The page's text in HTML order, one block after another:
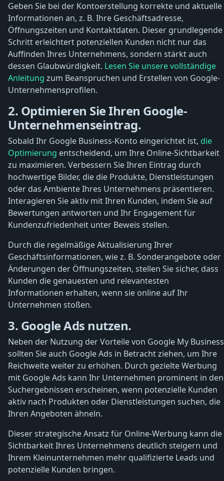
Geben Sie bei der Kontoerstellung korrekte und aktuelle
Informationen an, z. B. Ihre Geschäftsadresse,
Öffnungszeiten und Kontaktdaten. Dieser grundlegende
Schritt erleichtert potenziellen Kunden nicht nur das
Auffinden Ihres Unternehmens, sondern stärkt auch
dessen Glaubwürdigkeit. Lesen Sie unsere vollständige
Anleitung zum Beanspruchen und Erstellen von Google-
Unternehmensprofilen.
2. Optimieren Sie Ihren Google-
Unternehmenseintrag.
Sobald Ihr Google Business-Konto eingerichtet ist, die
Optimierung entscheidend, um Ihre Online-Sichtbarkeit
zu maximieren. Verbessern Sie Ihren Eintrag durch
hochwertige Bilder, die die Produkte, Dienstleistungen
oder das Ambiente Ihres Unternehmens präsentieren.
Interagieren Sie aktiv mit Ihren Kunden, indem Sie auf
Bewertungen antworten und Ihr Engagement für
Kundenzufriedenheit unter Beweis stellen.
Durch die regelmäßige Aktualisierung Ihrer
Geschäftsinformationen, wie z. B. Sonderangebote oder
Änderungen der Öffnungszeiten, stellen Sie sicher, dass
Kunden die genauesten und relevantesten
Informationen erhalten, wenn sie online auf Ihr
Unternehmen stoßen.
3. Google Ads nutzen.
Neben der Nutzung der Vorteile von Google My Business
sollten Sie auch Google Ads in Betracht ziehen, um Ihre
Reichweite weiter zu erhöhen. Durch gezielte Werbung
mit Google Ads kann Ihr Unternehmen prominent in den
Suchergebnissen erscheinen, wenn potenzielle Kunden
aktiv nach Produkten oder Dienstleistungen suchen, die
Ihren Angeboten ähneln.
Dieser strategische Ansatz für Online-Werbung kann die
Sichtbarkeit Ihres Unternehmens deutlich steigern und
Ihrem Kleinunternehmen mehr qualifizierte Leads und
potenzielle Kunden bringen.